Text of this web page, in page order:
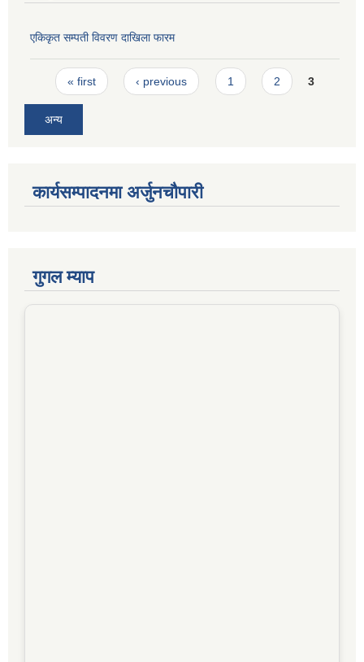
एकिकृत सम्पती विवरण दाखिला फारम
Pages
« first ‹ previous 1 2 3
अन्य
कार्यसम्पादनमा अर्जुनचौपारी
गुगल म्याप